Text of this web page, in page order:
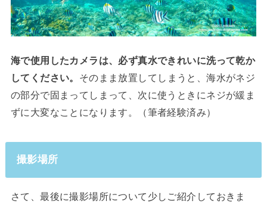
海で使用したカメラは、必ず真水できれいに洗って乾か
してください。 そのまま放置してしまうと、海水がネジ
の部分で固まってしまって、次に使うときにネジが緩ま
ずに大変なことになります。（筆者経験済み）
撮影場所
さて、最後に撮影場所について少しご紹介しておきま